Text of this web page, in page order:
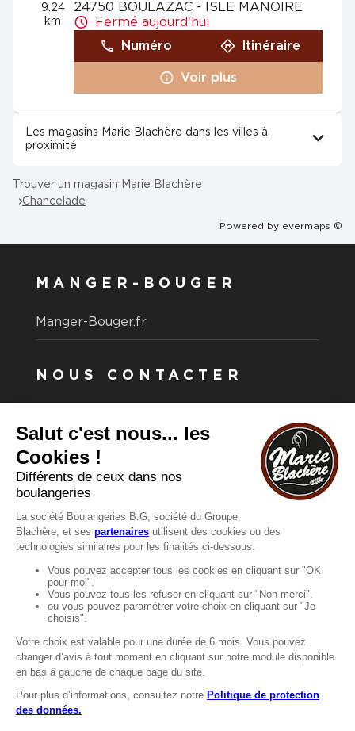
9.24
km
24750 BOULAZAC - ISLE MANOIRE
Fermé aujourd'hui
Numéro
Itinéraire
Voir plus
Les magasins Marie Blachère dans les villes à
proximité
Trouver un magasin Marie Blachère
Chancelade
Powered by evermaps ©
MANGER-BOUGER
Manger-Bouger.fr
NOUS CONTACTER
Vous souhaitez nous contacter ?
Consultez notre FAQ.
FAQ
Recrutement
MENTIONS
Mentions légales
Protection des données
LignÉthique
Caractéristiques environnementales des